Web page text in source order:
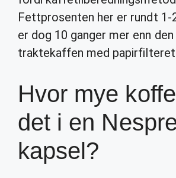
Fettprosenten her er rundt 1-
er dog 10 ganger mer enn
traktekaffen med
Hvor mye
det i en
kapsel?